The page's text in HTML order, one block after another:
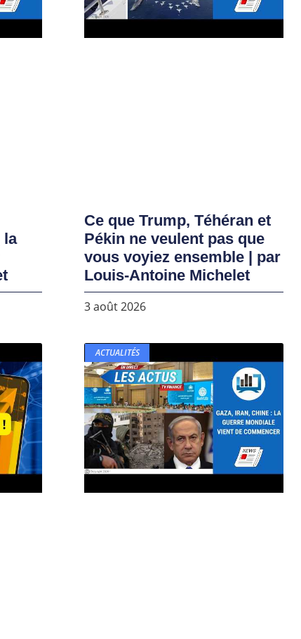
la
Ce que Trump, Téhéran et
Pékin ne veulent pas que
vous voyiez ensemble | par
Louis-Antoine Michelet
3 août 2026
ACTUALITÉS